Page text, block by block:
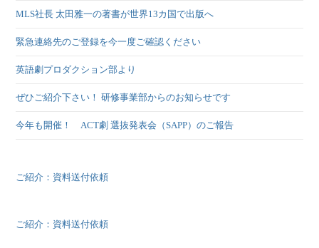
MLS社長 太田雅一の著書が世界13カ国で出版へ
緊急連絡先のご登録を今一度ご確認ください
英語劇プロダクション部より
ぜひご紹介下さい！ 研修事業部からのお知らせです
今年も開催！ ACT劇 選抜発表会（SAPP）のご報告
ご紹介：資料送付依頼
ご紹介：資料送付依頼